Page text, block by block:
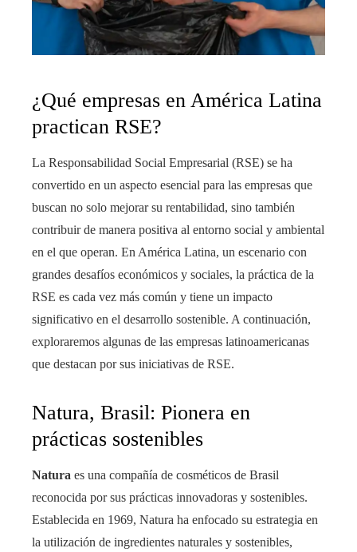
¿Qué empresas en América Latina
practican RSE?
La Responsabilidad Social Empresarial (RSE) se ha
convertido en un aspecto esencial para las empresas que
buscan no solo mejorar su rentabilidad, sino también
contribuir de manera positiva al entorno social y ambiental
en el que operan. En América Latina, un escenario con
grandes desafíos económicos y sociales, la práctica de la
RSE es cada vez más común y tiene un impacto
significativo en el desarrollo sostenible. A continuación,
exploraremos algunas de las empresas latinoamericanas
que destacan por sus iniciativas de RSE.
Natura, Brasil: Pionera en
prácticas sostenibles
Natura es una compañía de cosméticos de Brasil
reconocida por sus prácticas innovadoras y sostenibles.
Establecida en 1969, Natura ha enfocado su estrategia en
la utilización de ingredientes naturales y sostenibles,